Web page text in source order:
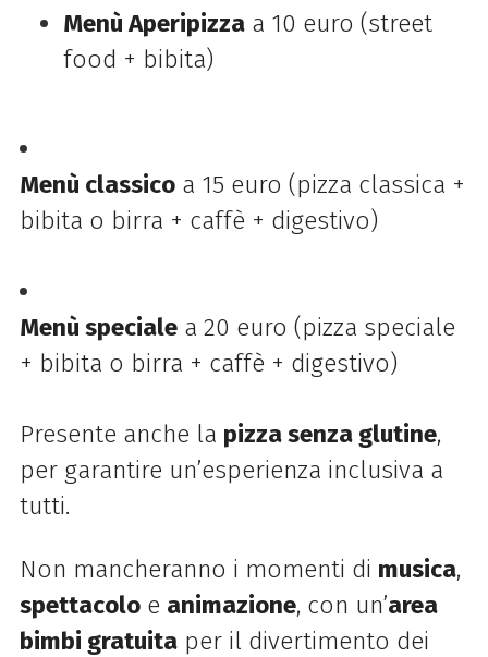
Menù Aperipizzaa 10 euro (street
food + bibita)
Menù classicoa 15 euro (pizza classica +
bibita o birra + caffè + digestivo)
Menù specialea 20 euro (pizza speciale
+ bibita o birra + caffè + digestivo)
Presente anche la pizza senza glutine,
per garantire un’esperienza inclusiva a
tutti.
Non mancheranno i momenti di musica,
spettacoloe animazione, con un’area
bimbi gratuitaper il divertimento dei